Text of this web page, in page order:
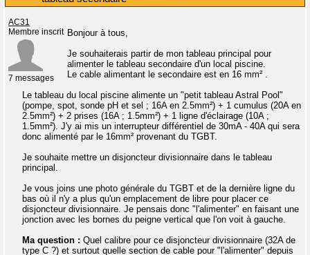
AC31
Membre inscrit
7 messages
Bonjour à tous,
Je souhaiterais partir de mon tableau principal pour
alimenter le tableau secondaire d'un local piscine.
Le cable alimentant le secondaire est en 16 mm² .
Le tableau du local piscine alimente un "petit tableau Astral Pool"
(pompe, spot, sonde pH et sel ; 16A en 2.5mm²) + 1 cumulus (20A en
2.5mm²) + 2 prises (16A ; 1.5mm²) + 1 ligne d'éclairage (10A ;
1.5mm²). J'y ai mis un interrupteur différentiel de 30mA - 40A qui sera
donc alimenté par le 16mm² provenant du TGBT.
Je souhaite mettre un disjoncteur divisionnaire dans le tableau
principal.
Je vous joins une photo générale du TGBT et de la dernière ligne du
bas où il n'y a plus qu'un emplacement de libre pour placer ce
disjoncteur divisionnaire. Je pensais donc "l'alimenter" en faisant une
jonction avec les bornes du peigne vertical que l'on voit à gauche.
Ma question : Quel calibre pour ce disjoncteur divisionnaire (32A de
type C ?) et surtout quelle section de cable pour "l'alimenter" depuis